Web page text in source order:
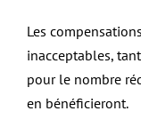
Les
inacceptables,
pour le nombre
en bénéficieront.